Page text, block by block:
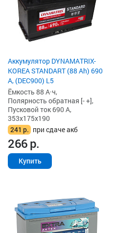
Аккумулятор DYNAMATRIX-
KOREA STANDART (88 Ah) 690
А, (DEC900) L5
Ёмкость 88 А·ч,
Полярность обратная [- +],
Пусковой ток 690 А,
353x175x190
241 р. при сдаче акб
266р.
Купить